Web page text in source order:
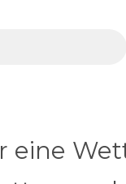
eine